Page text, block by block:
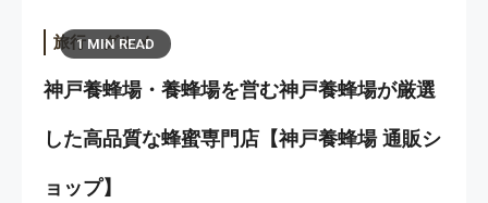
1 MIN READ
旅行・グルメ
神戸養蜂場・養蜂場を営む神戸養蜂場が厳選
した高品質な蜂蜜専門店【神戸養蜂場 通販シ
ョップ】